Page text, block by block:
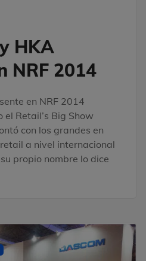
HKA
NRF 2014
en NRF 2014
el Retail’s Big Show
con los grandes en
a nivel internacional
propio nombre lo dice